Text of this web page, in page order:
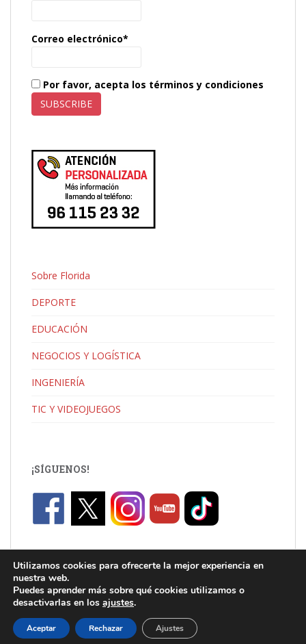
Correo electrónico*
Por favor, acepta los términos y condiciones
Sobre Florida
DEPORTE
EDUCACIÓN
NEGOCIOS Y LOGÍSTICA
INGENIERÍA
TIC Y VIDEOJUEGOS
¡SÍGUENOS!
C/ Jaume I, Catarroja |info.uni@florida-uni.es
Theme porColorlibDesarrollado por
Utilizamos cookies para ofrecerte la mejor experiencia en
nuestra web.
Puedes aprender más sobre qué cookies utilizamos o
desactivarlas en los ajustes.
Aceptar Rechazar Ajustes